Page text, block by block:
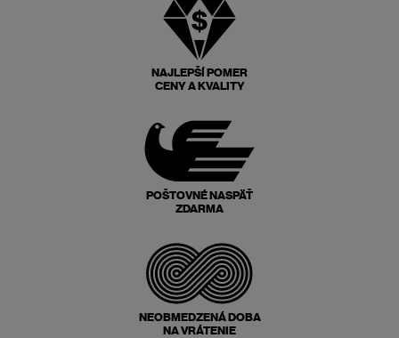
NAJLEPŠÍ POMER
CENY A KVALITY
POŠTOVNÉ NASPÄŤ
ZDARMA
NEOBMEDZENÁ DOBA
NA VRÁTENIE